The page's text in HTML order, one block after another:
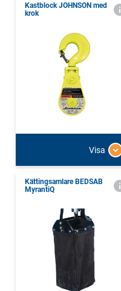
Kastblock JOHNSON med
krok
Visa
Kättingsamlare BEDSAB
MyrantiQ